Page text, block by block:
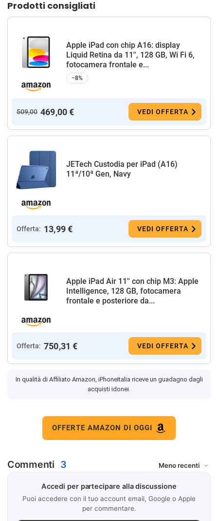
Prodotti consigliati
Apple iPad con chip A16: display
Liquid Retina da 11'', 128 GB, Wi Fi 6,
fotocamera frontale e...
−8%
509,00 469,00 € VEDI OFFERTA
JETech Custodia per iPad (A16)
11ª/10ª Gen, Navy
Offerta: 13,99 € VEDI OFFERTA
Apple iPad Air 11'' con chip M3: Apple
Intelligence, 128 GB, fotocamera
frontale e posteriore da...
Offerta: 750,31 € VEDI OFFERTA
In qualità di Affiliato Amazon, iPhoneItalia riceve un guadagno dagli
acquisti idonei.
OFFERTE AMAZON DI OGGI
Commenti 3
Accedi per partecipare alla discussione
Puoi accedere con il tuo account email, Google o Apple
per commentare.